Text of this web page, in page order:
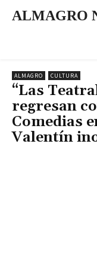
ALMAGRO
ALMAGRO CULTURA
“Las
regresan
Comedias
Valentín